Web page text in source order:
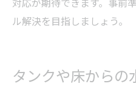
ル解決を目指しましょう。
タンクや床からの